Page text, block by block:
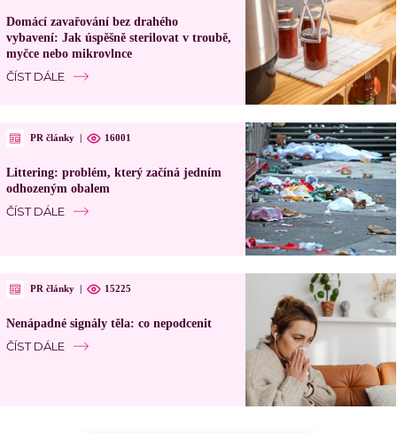
Domácí zavařování bez drahého
vybavení: Jak úspěšně sterilovat v troubě,
myčce nebo mikrovlnce
ČÍST DÁLE
PR články | 16001
Littering: problém, který začíná jedním
odhozeným obalem
ČÍST DÁLE
PR články | 15225
Nenápadné signály těla: co nepodcenit
ČÍST DÁLE